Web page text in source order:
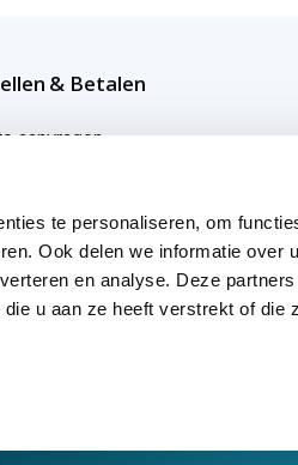
te personaliseren, om
Ook delen we informatie over
en analyse. Deze
u aan ze heeft verstrekt of die
& Betalen
aanvragen
levertijden